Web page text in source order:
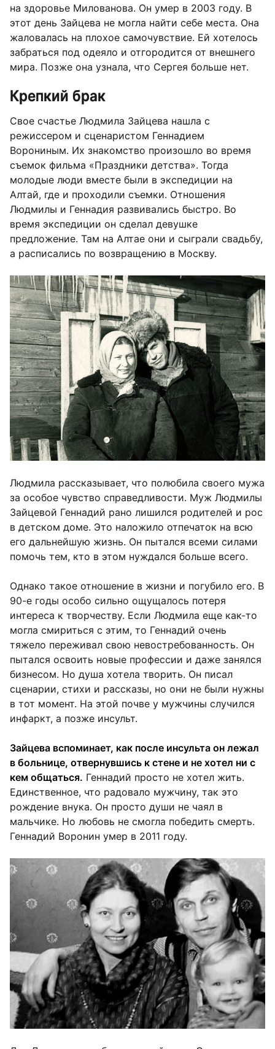
на здоровье Милованова. Он умер в 2003 году. В
этот день Зайцева не могла найти себе места. Она
жаловалась на плохое самочувствие. Ей хотелось
забраться под одеяло и отгородится от внешнего
мира. Позже она узнала, что Сергея больше нет.
Крепкий брак
Свое счастье Людмила Зайцева нашла с
режиссером и сценаристом Геннадием
Ворониным. Их знакомство произошло во время
съемок фильма «Праздники детства». Тогда
молодые люди вместе были в экспедиции на
Алтай, где и проходили съемки. Отношения
Людмилы и Геннадия развивались быстро. Во
время экспедиции он сделал девушке
предложение. Там на Алтае они и сыграли свадьбу,
а расписались по возвращению в Москву.
Людмила рассказывает, что полюбила своего мужа
за особое чувство справедливости. Муж Людмилы
Зайцевой Геннадий рано лишился родителей и рос
в детском доме. Это наложило отпечаток на всю
его дальнейшую жизнь. Он пытался всеми силами
помочь тем, кто в этом нуждался больше всего.
Однако такое отношение в жизни и погубило его. В
90-е годы особо сильно ощущалось потеря
интереса к творчеству. Если Людмила еще как-то
могла смириться с этим, то Геннадий очень
тяжело переживал свою невостребованность. Он
пытался освоить новые профессии и даже занялся
бизнесом. Но душа хотела творить. Он писал
сценарии, стихи и рассказы, но они не были нужны
в тот момент. На этой почве у мужчины случился
инфаркт, а позже инсульт.
Зайцева вспоминает, как после инсульта он лежал
в больнице, отвернувшись к стене и не хотел ни с
кем общаться. Геннадий просто не хотел жить.
Единственное, что радовало мужчину, так это
рождение внука. Он просто души не чаял в
мальчике. Но любовь не смогла победить смерть.
Геннадий Воронин умер в 2011 году.